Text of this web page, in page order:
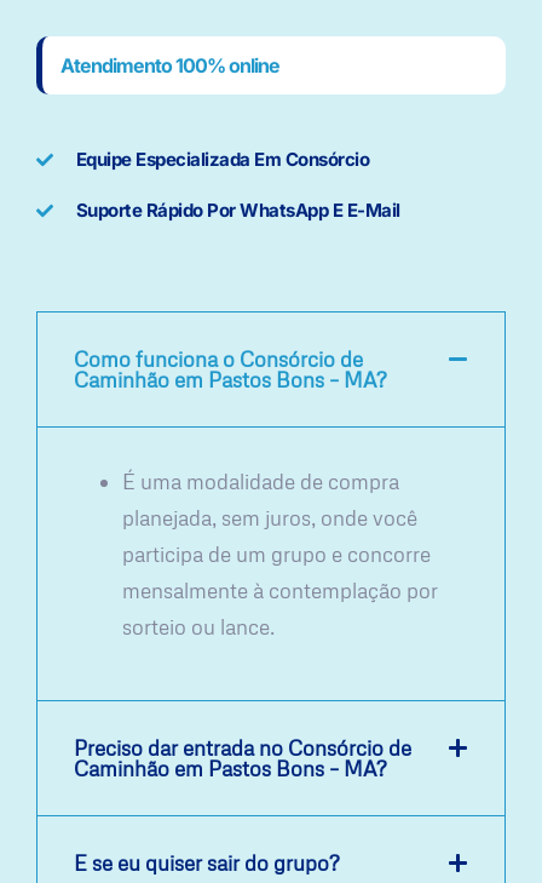
Atendimento 100% online
Equipe Especializada Em Consórcio
Suporte Rápido Por WhatsApp E E-Mail
Como funciona o Consórcio de
Caminhão em Pastos Bons – MA?
É uma modalidade de compra
planejada, sem juros, onde você
participa de um grupo e concorre
mensalmente à contemplação por
sorteio ou lance.
Preciso dar entrada no Consórcio de
Caminhão em Pastos Bons – MA?
E se eu quiser sair do grupo?